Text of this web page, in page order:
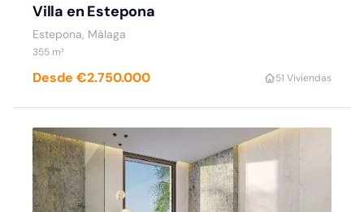
Villa en Estepona
Estepona, Málaga
355 m²
Desde €2.750.000 51 Viviendas